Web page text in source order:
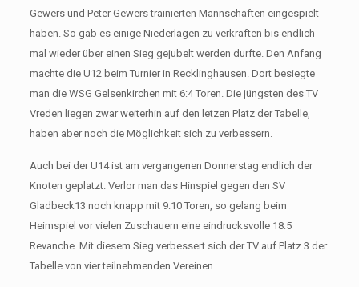
Gewers und Peter Gewers trainierten Mannschaften eingespielt
haben. So gab es einige Niederlagen zu verkraften bis endlich
mal wieder über einen Sieg gejubelt werden durfte. Den Anfang
machte die U12 beim Turnier in Recklinghausen. Dort besiegte
man die WSG Gelsenkirchen mit 6:4 Toren. Die jüngsten des TV
Vreden liegen zwar weiterhin auf den letzen Platz der Tabelle,
haben aber noch die Möglichkeit sich zu verbessern.
Auch bei der U14 ist am vergangenen Donnerstag endlich der
Knoten geplatzt. Verlor man das Hinspiel gegen den SV
Gladbeck13 noch knapp mit 9:10 Toren, so gelang beim
Heimspiel vor vielen Zuschauern eine eindrucksvolle 18:5
Revanche. Mit diesem Sieg verbessert sich der TV auf Platz 3 der
Tabelle von vier teilnehmenden Vereinen.